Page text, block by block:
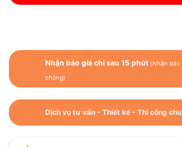
Nhận báo giá chi sau 15 phút (Nhận
chóng)
Dịch vụ tư vấn - Thiết kế - Thi công